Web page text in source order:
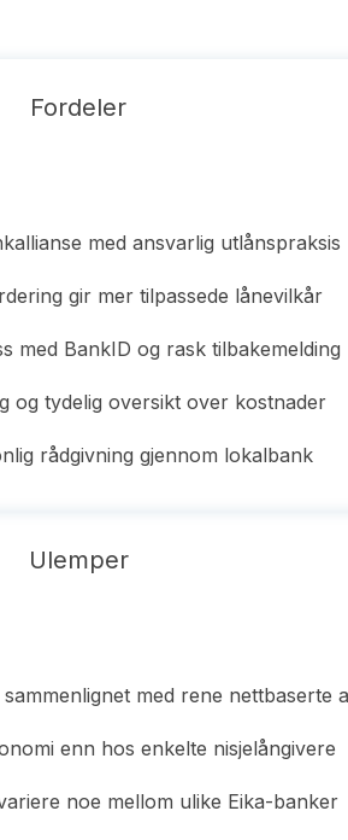
Fordeler
med ansvarlig utlånspraksis
gir mer tilpassede lånevilkår
med BankID og rask tilbakemelding
og tydelig oversikt over kostnader
rådgivning gjennom lokalbank
Ulemper
med rene nettbaserte
enn hos enkelte nisjelångivere
noe mellom ulike Eika-banker